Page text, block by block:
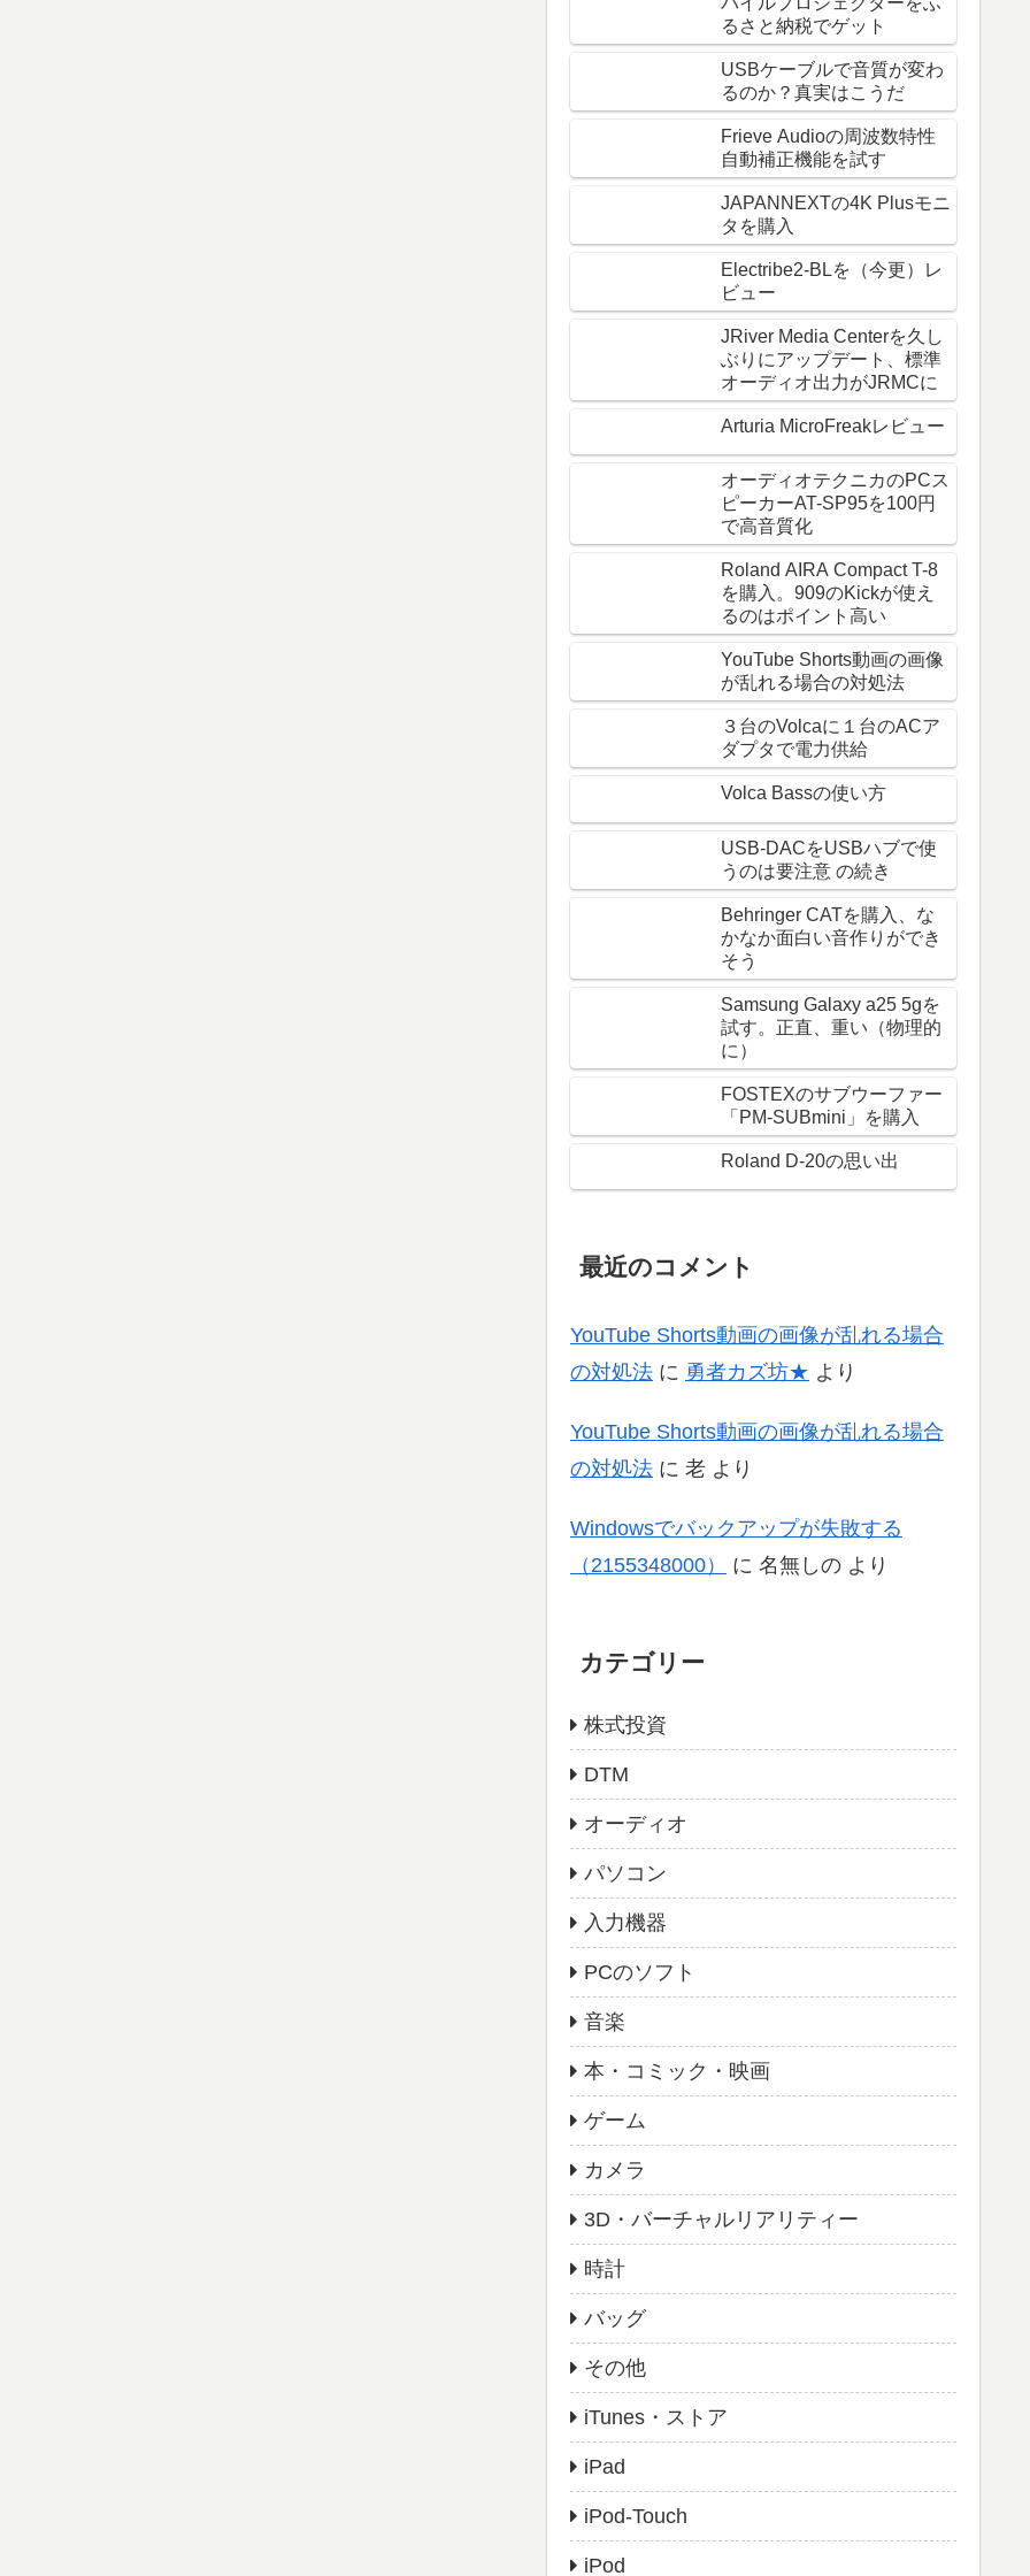
るさと納税でゲット
USBケーブルで音質が変わ
るのか？真実はこうだ
Frieve Audioの周波数特性
自動補正機能を試す
JAPANNEXTの4K Plusモニ
タを購入
Electribe2-BLを（今更）レ
ビュー
JRiver Media Centerを久し
ぶりにアップデート、標準
オーディオ出力がJRMCに
Arturia MicroFreakレビュー
オーディオテクニカのPCス
ピーカーAT-SP95を100円
で高音質化
Roland AIRA Compact T-8
を購入。909のKickが使え
るのはポイント高い
YouTube Shorts動画の画像
が乱れる場合の対処法
３台のVolcaに１台のACア
ダプタで電力供給
Volca Bassの使い方
USB-DACをUSBハブで使
うのは要注意 の続き
Behringer CATを購入、な
かなか面白い音作りができ
そう
Samsung Galaxy a25 5gを
試す。正直、重い（物理的
に）
FOSTEXのサブウーファー
「PM-SUBmini」を購入
Roland D-20の思い出
最近のコメント
YouTube Shorts動画の画像が乱れる場合
の対処法 に 勇者カズ坊★ より
YouTube Shorts動画の画像が乱れる場合
の対処法 に 老 より
Windowsでバックアップが失敗する
（2155348000）
に 名無しの より
カテゴリー
株式投資
DTM
オーディオ
パソコン
入力機器
PCのソフト
音楽
本・コミック・映画
ゲーム
カメラ
3D・バーチャルリアリティー
時計
バッグ
その他
iTunes・ストア
iPad
iPod-Touch
iPod